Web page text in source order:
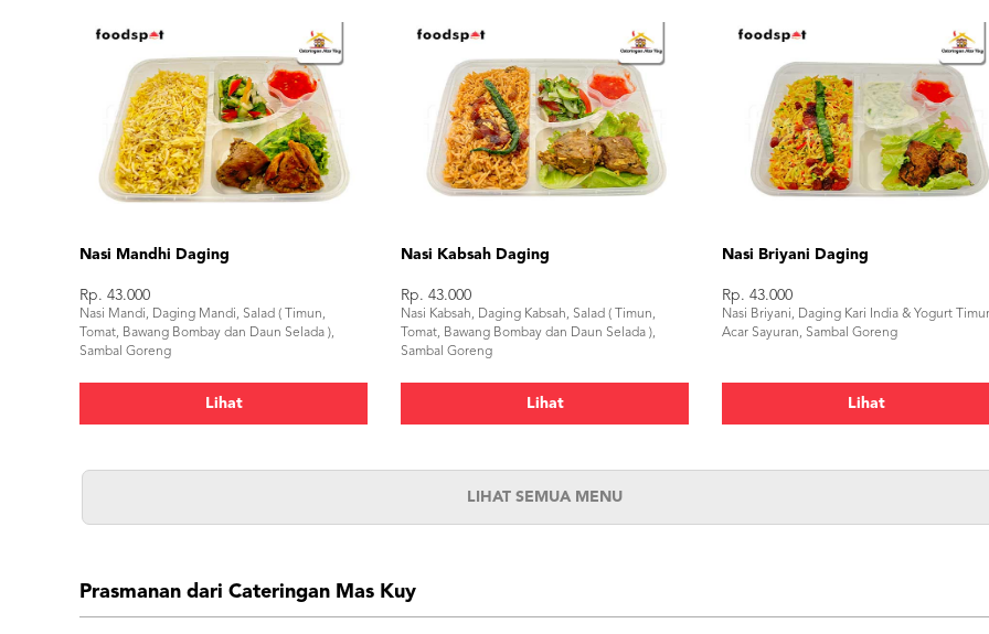
Nasi Mandhi Daging
Rp. 43.000
Nasi Mandi, Daging Mandi, Salad ( Timun,
Tomat, Bawang Bombay dan Daun Selada ),
Sambal Goreng
Lihat
Nasi Kabsah Daging
Rp. 43.000
Nasi Kabsah, Daging Kabsah, Salad ( Timun,
Tomat, Bawang Bombay dan Daun Selada ),
Sambal Goreng
Lihat
Nasi Briyani Daging
Rp. 43.000
Nasi Briyani, Daging Kari India & Yogurt
Acar Sayuran, Sambal Goreng
Lihat
LIHAT SEMUA MENU
Prasmanan dari Cateringan Mas Kuy